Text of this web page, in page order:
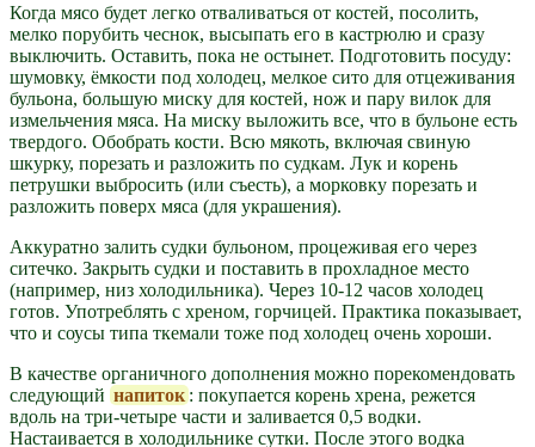
Когда мясо будет легко отваливаться от костей, посолить,
мелко порубить чеснок, высыпать его в кастрюлю и сразу
выключить. Оставить, пока не остынет. Подготовить посуду:
шумовку, ёмкости под холодец, мелкое сито для отцеживания
бульона, большую миску для костей, нож и пару вилок для
измельчения мяса. На миску выложить все, что в бульоне есть
твердого. Обобрать кости. Всю мякоть, включая свиную
шкурку, порезать и разложить по судкам. Лук и корень
петрушки выбросить (или съесть), а морковку порезать и
разложить поверх мяса (для украшения).
Аккуратно залить судки бульоном, процеживая его через
ситечко. Закрыть судки и поставить в прохладное место
(например, низ холодильника). Через 10-12 часов холодец
готов. Употреблять с хреном, горчицей. Практика показывает,
что и соусы типа ткемали тоже под холодец очень хороши.
В качестве органичного дополнения можно порекомендовать
следующий напиток : покупается корень хрена, режется
вдоль на три-четыре части и заливается 0,5 водки.
Настаивается в холодильнике сутки. После этого водка